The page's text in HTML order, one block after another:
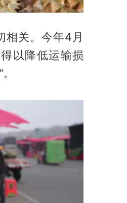
相关。今年4月
以降低运输损